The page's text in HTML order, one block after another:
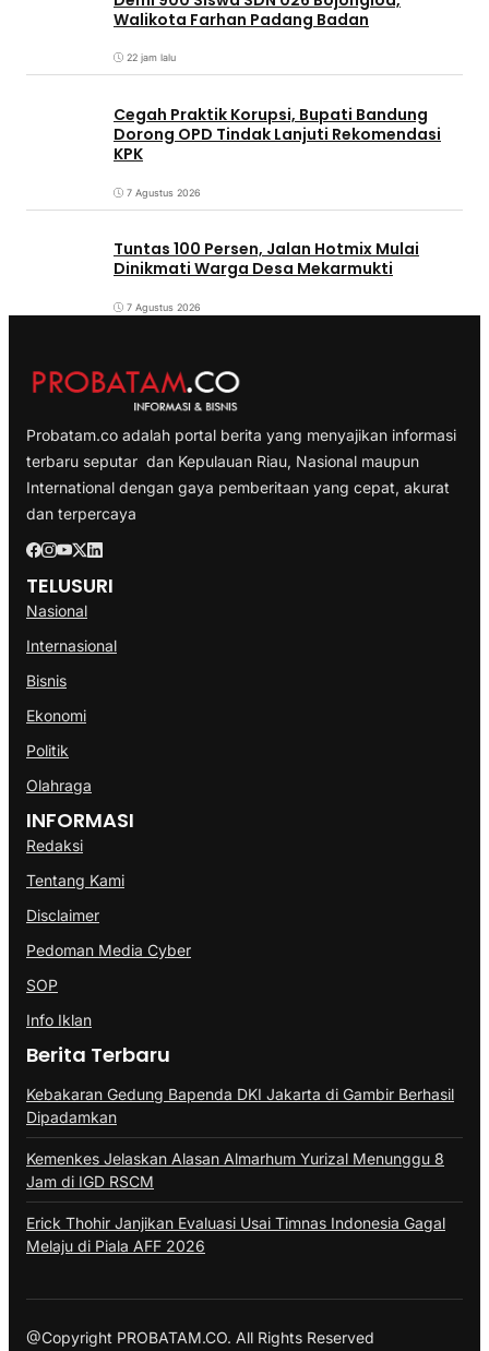
Walikota Farhan Padang Badan
22 jam lalu
Cegah Praktik Korupsi, Bupati Bandung
Dorong OPD Tindak Lanjuti Rekomendasi
KPK
7 Agustus 2026
Tuntas 100 Persen, Jalan Hotmix Mulai
Dinikmati Warga Desa Mekarmukti
7 Agustus 2026
Probatam.co adalah portal berita yang menyajikan informasi
terbaru seputar dan Kepulauan Riau, Nasional maupun
International dengan gaya pemberitaan yang cepat, akurat
dan terpercaya
TELUSURI
Nasional
Internasional
Bisnis
Ekonomi
Politik
Olahraga
INFORMASI
Redaksi
Tentang Kami
Disclaimer
Pedoman Media Cyber
SOP
Info Iklan
Berita Terbaru
Kebakaran Gedung Bapenda DKI Jakarta di Gambir Berhasil
Dipadamkan
Kemenkes Jelaskan Alasan Almarhum Yurizal Menunggu 8
Jam di IGD RSCM
Erick Thohir Janjikan Evaluasi Usai Timnas Indonesia Gagal
Melaju di Piala AFF 2026
@Copyright PROBATAM.CO. All Rights Reserved